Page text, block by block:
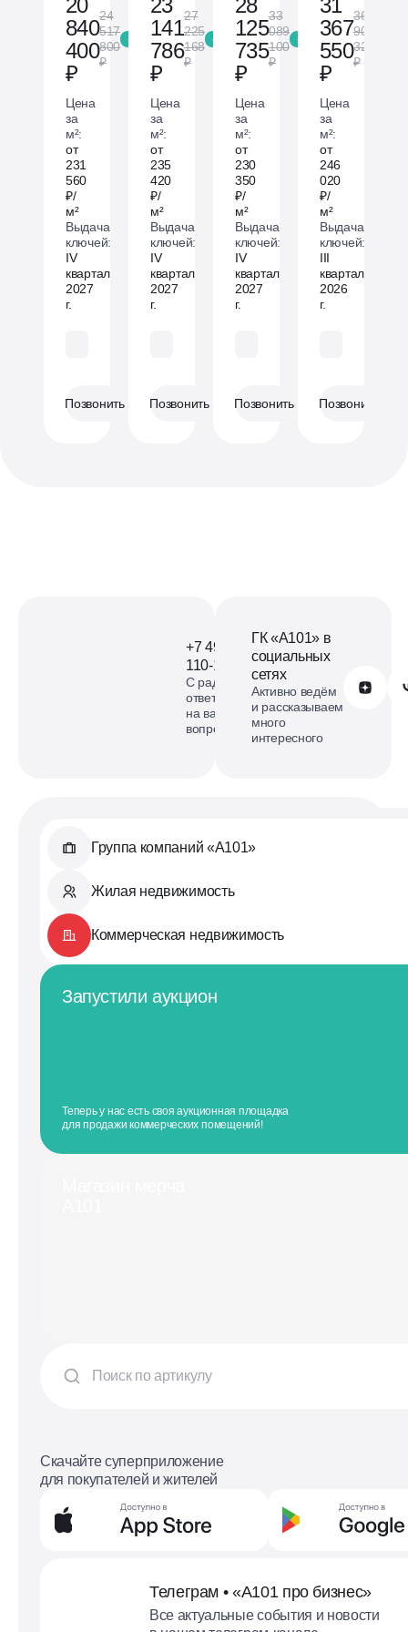
840
400
₽
24
517
800
₽
-15 %
Цена
за
м²:
от
231
560
₽/
м²
Выдача
ключей:
IV
квартал
2027
г.
Позвонить
141
786
₽
27
225
168
₽
-15 %
Цена
за
м²:
от
235
420
₽/
м²
Выдача
ключей:
IV
квартал
2027
г.
Позвонить
125
735
₽
33
089
100
₽
-15 %
Цена
за
м²:
от
230
350
₽/
м²
Выдача
ключей:
IV
квартал
2027
г.
Позвонить
367
550
₽
36
902
325
₽
Цена
за
м²:
от
246
020
₽/
м²
Выдача
ключей:
III
квартал
2026
г.
Позвонить
+7 499
110-18-73
С радостью
ответим
на ваши
вопросы
Обратиться в А101
ГК «А101» в
социальных
сетях
Активно ведём
и рассказываем
много
интересного
Группа компаний «А101»
Жилая недвижимость
Коммерческая недвижимость
Запустили аукцион
Теперь у нас есть своя аукционная площадка
для продажи коммерческих помещений!
Скачайте суперприложение
для покупателей и жителей
Телеграм • «А101 про бизнес»
Все актуальные события и новости